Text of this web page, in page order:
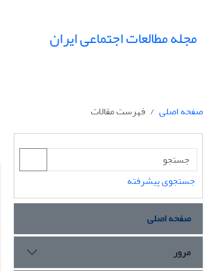
مجله مطالعات اجتماعی ایران
صفحه اصلی
فهرست مقالات
جستجوی پیشرفته
صفحه اصلی
مرور